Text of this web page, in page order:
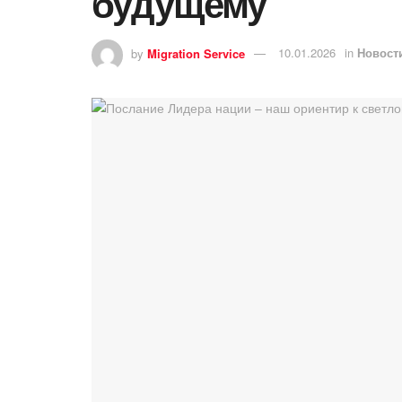
by Migration Service 10.01.2026 in